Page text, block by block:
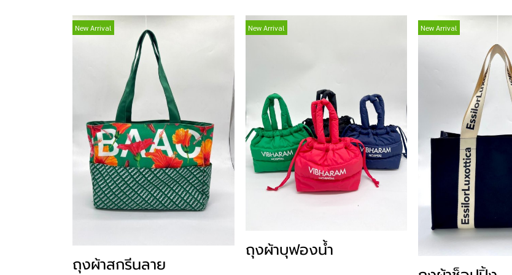
New Arrival
ถุงผ้าสกรีนลาย
New Arrival
ถุงผ้าบุฟองน้ำ
New Arrival